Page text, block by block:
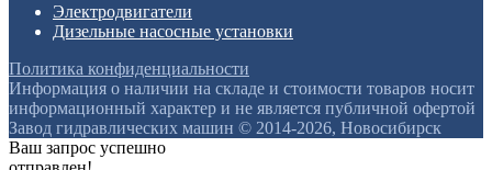
Электродвигатели
Дизельные насосные установки
Политика конфиденциальности
Информация о наличии на складе и стоимости товаров носит
информационный характер и не является публичной офертой
Завод гидравлических машин © 2014-2026, Новосибирск
Ваш запрос успешно